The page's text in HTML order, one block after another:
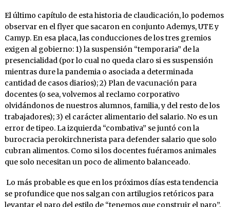
El último capítulo de esta historia de claudicación, lo podemos
observar en el flyer que sacaron en conjunto Ademys, UTE y
Camyp. En esa placa, las conducciones de los tres gremios
exigen al gobierno: 1) la suspensión “temporaria” de la
presencialidad (por lo cual no queda claro si es suspensión
mientras dure la pandemia o asociada a determinada
cantidad de casos diarios); 2) Plan de vacunación para
docentes (o sea, volvemos al reclamo corporativo
olvidándonos de nuestros alumnos, familia, y del resto de los
trabajadores); 3) el carácter alimentario del salario. No es un
error de tipeo. La izquierda “combativa” se juntó con la
burocracia perokirchnerista para defender salario que solo
cubran alimentos. Como si los docentes fuéramos animales
que solo necesitan un poco de alimento balanceado.
Lo más probable es que en los próximos días esta tendencia
se profundice que nos salgan con artilugios retóricos para
levantar el paro del estilo de “tenemos que construir el paro”,